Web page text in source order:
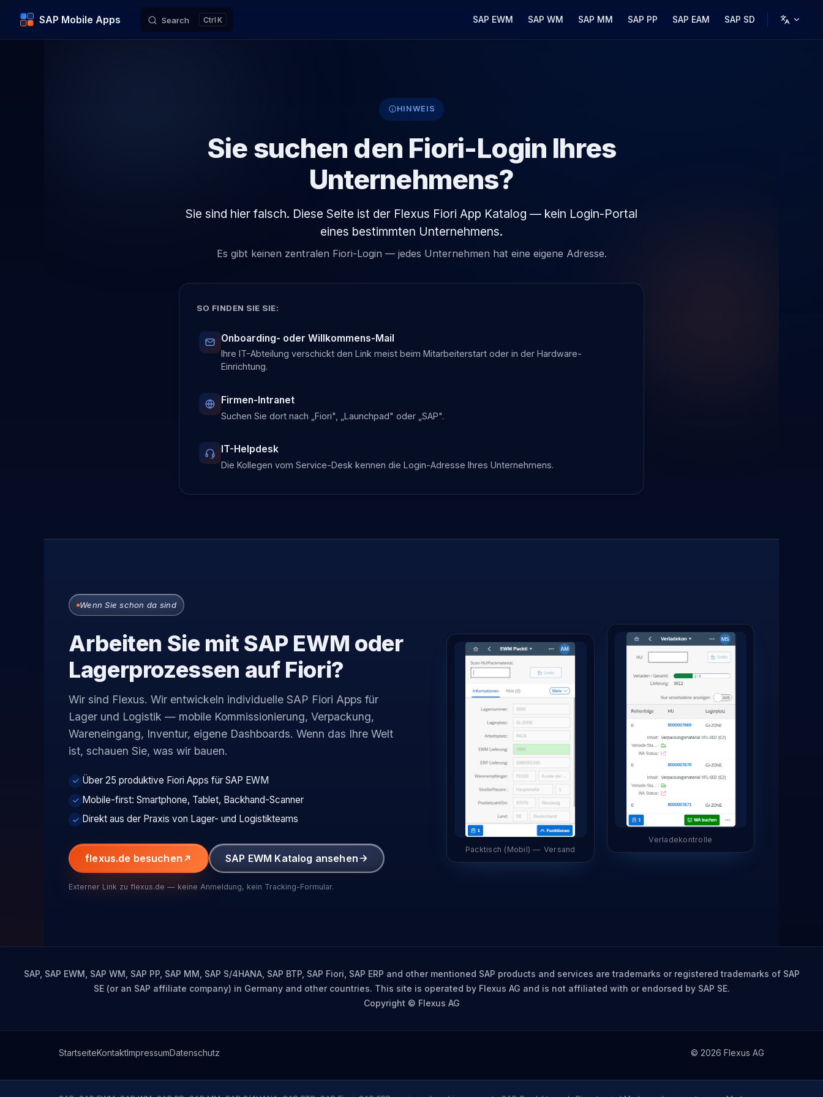
Skip to content
SAP Mobile Apps Search K SAP EWM SAP WM SAP MM SAP PP SAP EAM SAP SD
HINWEIS
Sie suchen den Fiori-Login Ihres
Unternehmens?
Sie sind hier falsch. Diese Seite ist der Flexus Fiori App Katalog — kein Login-Portal
eines bestimmten Unternehmens.
Es gibt keinen zentralen Fiori-Login — jedes Unternehmen hat eine eigene Adresse.
SO FINDEN SIE SIE:
Onboarding- oder Willkommens-Mail
Ihre IT-Abteilung verschickt den Link meist beim Mitarbeiterstart oder in der Hardware-
Einrichtung.
Firmen-Intranet
Suchen Sie dort nach „Fiori", „Launchpad" oder „SAP".
IT-Helpdesk
Die Kollegen vom Service-Desk kennen die Login-Adresse Ihres Unternehmens.
Wenn Sie schon da sind
Arbeiten Sie mit SAP EWM oder
Lagerprozessen auf Fiori?
Wir sind Flexus. Wir entwickeln individuelle SAP Fiori Apps für
Lager und Logistik — mobile Kommissionierung, Verpackung,
Wareneingang, Inventur, eigene Dashboards. Wenn das Ihre Welt
ist, schauen Sie, was wir bauen.
Über 25 produktive Fiori Apps für SAP EWM
Mobile-first: Smartphone, Tablet, Backhand-Scanner
Direkt aus der Praxis von Lager- und Logistikteams
flexus.de besuchen SAP EWM Katalog ansehen
Externer Link zu flexus.de — keine Anmeldung, kein Tracking-Formular.
Packtisch (Mobil) — Versand
Verladekontrolle
SAP, SAP EWM, SAP WM, SAP PP, SAP MM, SAP S/4HANA, SAP BTP, SAP Fiori, SAP ERP and other mentioned SAP products and services are trademarks or registered trademarks of SAP
SE (or an SAP affiliate company) in Germany and other countries. This site is operated by Flexus AG and is not affiliated with or endorsed by SAP SE.
Copyright © Flexus AG
StartseiteKontaktImpressumDatenschutz © 2026 Flexus AG